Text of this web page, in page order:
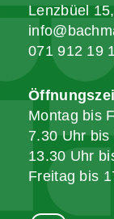
Lenzbüel
071 912 19
Montag bis
7.30 Uhr bis
13.30 Uhr
Freitag bis